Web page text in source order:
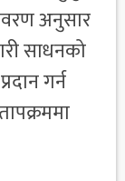
अनुसार
साधनको
गर्न